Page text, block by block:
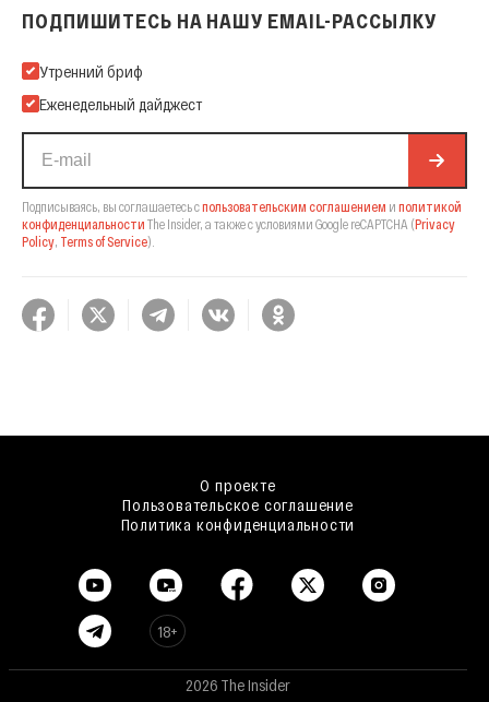
ПОДПИШИТЕСЬ НА НАШУ EMAIL-РАССЫЛКУ
Подпишитесь на нашу Email-рассылку
Утренний бриф
Еженедельный дайджест
Подписываясь, вы соглашаетесь спользовательским соглашением и политикой
конфиденциальности The Insider, а также с условиями Google reCAPTCHA (Privacy
Policy, Terms of Service).
О проекте
Пользовательское соглашение
Политика конфиденциальности
18+
2026 The Insider